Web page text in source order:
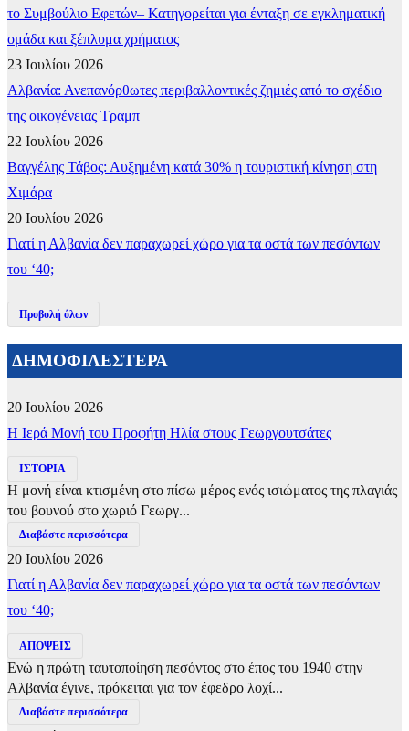
το Συμβούλιο Εφετών– Κατηγορείται για ένταξη σε εγκληματική
ομάδα και ξέπλυμα χρήματος
23 Ιουλίου 2026
Αλβανία: Ανεπανόρθωτες περιβαλλοντικές ζημιές από το σχέδιο
της οικογένειας Τραμπ
22 Ιουλίου 2026
Βαγγέλης Τάβος: Αυξημένη κατά 30% η τουριστική κίνηση στη
Χιμάρα
20 Ιουλίου 2026
Γιατί η Αλβανία δεν παραχωρεί χώρο για τα οστά των πεσόντων
του ‘40;
Προβολή όλων
ΔΗΜΟΦΙΛΕΣΤΕΡΑ
20 Ιουλίου 2026
​Η Ιερά Μονή του Προφήτη Ηλία στους Γεωργουτσάτες
ΙΣΤΟΡΙΑ
Η μονή είναι κτισμένη στο πίσω μέρος ενός ισιώματος της πλαγιάς
του βουνού στο χωριό Γεωργ...
Διαβάστε περισσότερα
20 Ιουλίου 2026
Γιατί η Αλβανία δεν παραχωρεί χώρο για τα οστά των πεσόντων
του ‘40;
ΑΠΟΨΕΙΣ
Ενώ η πρώτη ταυτοποίηση πεσόντος στο έπος του 1940 στην
Αλβανία έγινε, πρόκειται για τον έφεδρο λοχί...
Διαβάστε περισσότερα